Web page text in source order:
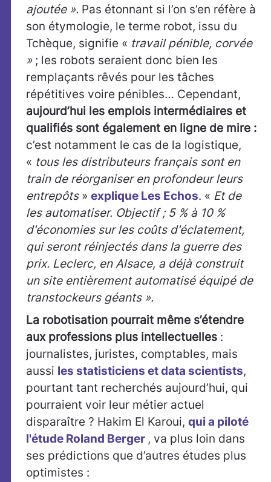
ajoutée ». Pas étonnant si l’on s’en réfère à
son étymologie, le terme robot, issu du
Tchèque, signifie « travail pénible, corvée
» ; les robots seraient donc bien les
remplaçants rêvés pour les tâches
répétitives voire pénibles… Cependant,
aujourd’hui les emplois intermédiaires et
qualifiés sont également en ligne de mire :
c’est notamment le cas de la logistique,
« tous les distributeurs français sont en
train de réorganiser en profondeur leurs
entrepôts » explique Les Echos. « Et de
les automatiser. Objectif ; 5 % à 10 %
d'économies sur les coûts d'éclatement,
qui seront réinjectés dans la guerre des
prix. Leclerc, en Alsace, a déjà construit
un site entièrement automatisé équipé de
transtockeurs géants ».
La robotisation pourrait même s’étendre
aux professions plus intellectuelles :
journalistes, juristes, comptables, mais
aussi les statisticiens et data scientists,
pourtant tant recherchés aujourd’hui, qui
pourraient voir leur métier actuel
disparaître ? Hakim El Karoui, qui a piloté
l'étude Roland Berger , va plus loin dans
ses prédictions que d’autres études plus
optimistes :